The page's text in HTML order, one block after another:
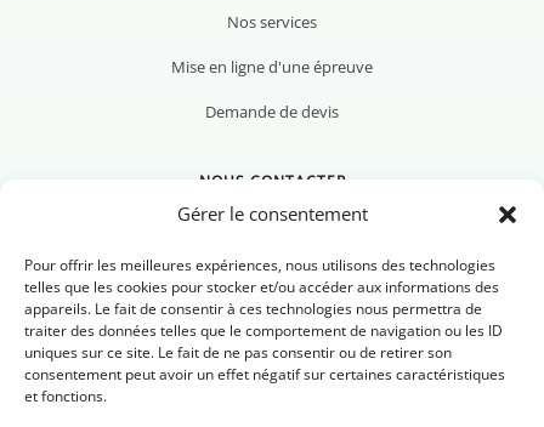
Gérer le consentement
Pour offrir les meilleures expériences, nous utilisons des technologies
telles que les cookies pour stocker et/ou accéder aux informations des
appareils. Le fait de consentir à ces technologies nous permettra de
traiter des données telles que le comportement de navigation ou les ID
uniques sur ce site. Le fait de ne pas consentir ou de retirer son
consentement peut avoir un effet négatif sur certaines caractéristiques
et fonctions.
Nos services
Mise en ligne d'une épreuve
Demande de devis
NOUS CONTACTER
Nous contacter
Newsletter